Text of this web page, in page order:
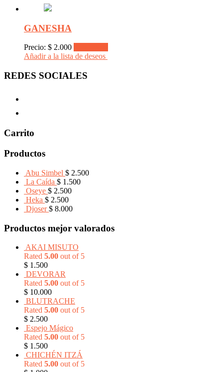
GANESHA
Precio: $ 2.000
Añadir a la lista de deseos
REDES SOCIALES
Carrito
Productos
Abu Simbel $ 2.500
La Caída $ 1.500
Oseye $ 2.500
Heka $ 2.500
Djoser $ 8.000
Productos mejor valorados
AKAI MISUTO
Rated 5.00 out of 5
$ 1.500
DEVORAR
Rated 5.00 out of 5
$ 10.000
BLUTRACHE
Rated 5.00 out of 5
$ 2.500
Espejo Mágico
Rated 5.00 out of 5
$ 1.500
CHICHÉN ITZÁ
Rated 5.00 out of 5